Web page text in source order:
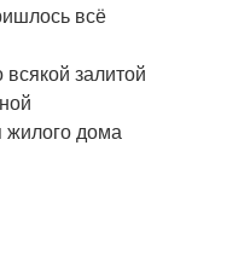
всё
залитой
жилого дома